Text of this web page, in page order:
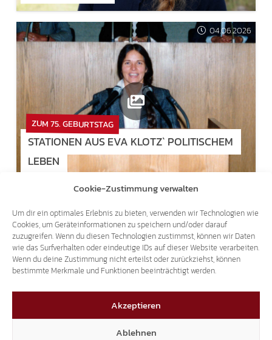
Cookie-Zustimmung verwalten
Um dir ein optimales Erlebnis zu bieten, verwenden wir Technologien wie
Cookies, um Geräteinformationen zu speichern und/oder darauf
zuzugreifen. Wenn du diesen Technologien zustimmst, können wir Daten
wie das Surfverhalten oder eindeutige IDs auf dieser Website verarbeiten.
Wenn du deine Zustimmung nicht erteilst oder zurückziehst, können
bestimmte Merkmale und Funktionen beeinträchtigt werden.
Akzeptieren
Ablehnen
04.06.2026
ZUM 75. GEBURTSTAG
STATIONEN AUS EVA KLOTZ` POLITISCHEM
LEBEN